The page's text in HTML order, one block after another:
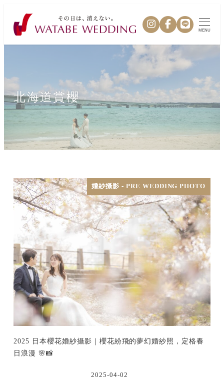
MENU
北海道賞櫻
婚紗攝影 - PRE WEDDING PHOTO
2025 日本櫻花婚紗攝影｜櫻花紛飛的夢幻婚紗照，定格春
日浪漫 🌸📸
2025-04-02